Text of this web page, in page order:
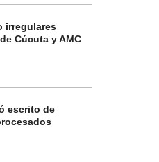
irregulares
Cúcuta y AMC
escrito de